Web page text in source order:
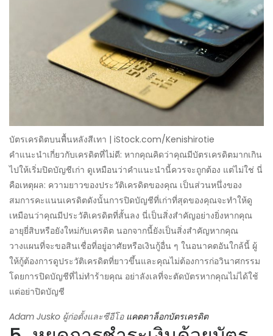
บัตรเครดิตบนพื้นหลังสีเทา | iStock.com/Kenishirotie
คำแนะนำเกี่ยวกับเครดิตที่ไม่ดี: หากคุณคิดว่าคุณมีบัตรเครดิตมากเกิน
ไปให้เริ่มปิดบัญชีเก่า ดูเหมือนว่าคำแนะนำนี้ควรจะถูกต้อง แต่ไม่ใช่ นี่
คือเหตุผล: ความยาวของประวัติเครดิตของคุณ เป็นส่วนหนึ่งของ
สมการคะแนนเครดิตดังนั้นการปิดบัญชีที่เก่าที่สุดของคุณจะทำให้ดู
เหมือนว่าคุณมีประวัติเครดิตที่สั้นลง นี่เป็นสิ่งสำคัญอย่างยิ่งหากคุณ
อายุยี่สิบหรือยังใหม่กับเครดิต นอกจากนี้ยังเป็นสิ่งสำคัญหากคุณ
วางแผนที่จะขอสินเชื่อที่อยู่อาศัยหรือเงินกู้อื่น ๆ ในอนาคตอันใกล้นี้ ผู้
ให้กู้ต้องการดูประวัติเครดิตที่ยาวขึ้นและคุณไม่ต้องการก่อวินาศกรรม
โดยการปิดบัญชีที่ไม่ทำร้ายคุณ อย่าลังเลที่จะตัดบัตรหากคุณไม่ได้ใช้
แต่อย่าปิดบัญชี
Adam Jusko ผู้ก่อตั้งและซีอีโอ แคตตาล็อกบัตรเครดิต